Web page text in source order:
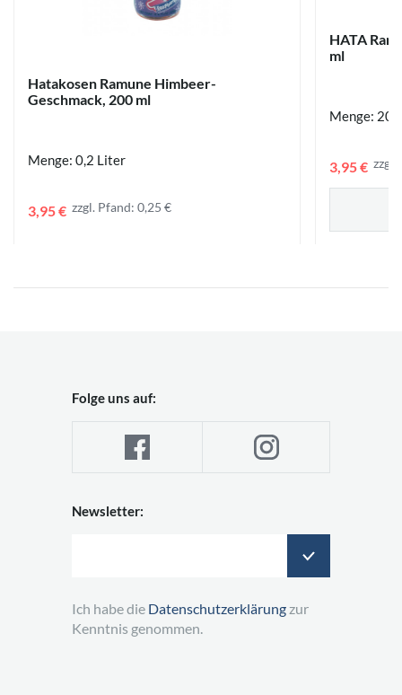
Hatakosen Ramune Himbeer-
Geschmack, 200 ml
Menge: 0,2 Liter
3,95 € zzgl. Pfand: 0,25 €
HATA
ml
Menge:
3,95 € zzgl.
Folge uns auf:
Newsletter:
Ich habe die Datenschutzerklärung zur
Kenntnis genommen.